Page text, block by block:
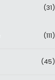
(31)
(111)
(45)